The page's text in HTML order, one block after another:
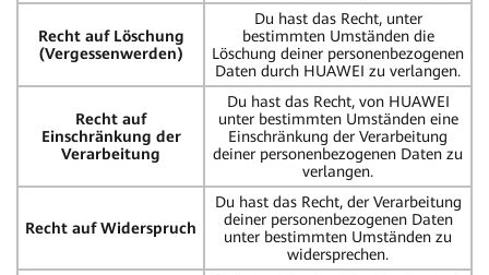
Recht auf Löschung
(Vergessenwerden)
Du hast das Recht, unter
bestimmten Umständen die
Löschung deiner personenbezogenen
Daten durch HUAWEI zu verlangen.
Recht auf
Einschränkung der
Verarbeitung
Du hast das Recht, von HUAWEI
unter bestimmten Umständen eine
Einschränkung der Verarbeitung
deiner personenbezogenen Daten zu
verlangen.
Recht auf Widerspruch
Du hast das Recht, der Verarbeitung
deiner personenbezogenen Daten
unter bestimmten Umständen zu
widersprechen.